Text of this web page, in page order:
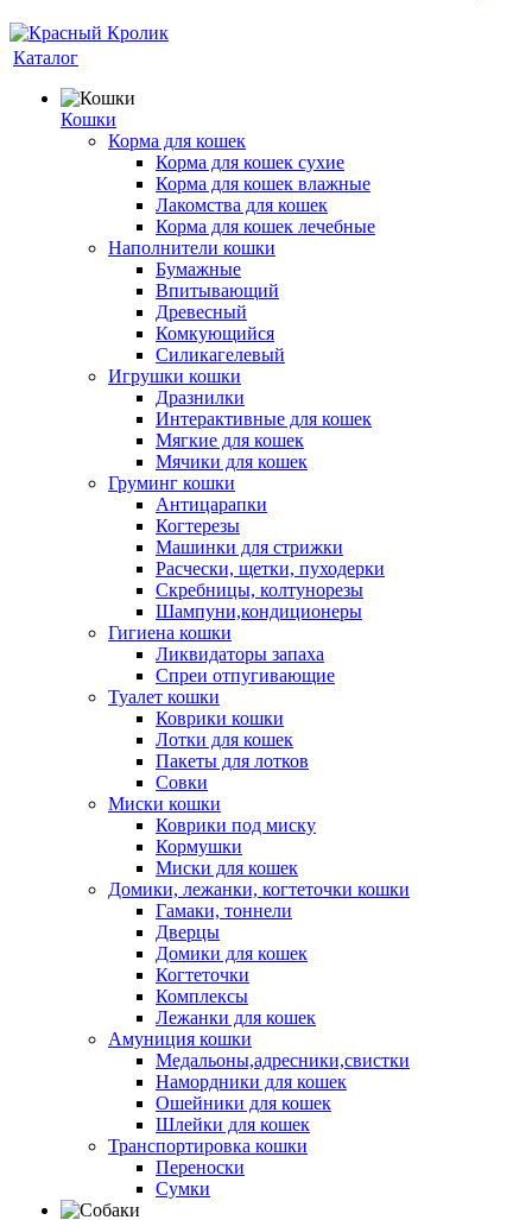
Каталог
Кошки
Корма для кошек
Корма для кошек сухие
Корма для кошек влажные
Лакомства для кошек
Корма для кошек лечебные
Наполнители кошки
Бумажные
Впитывающий
Древесный
Комкующийся
Силикагелевый
Игрушки кошки
Дразнилки
Интерактивные для кошек
Мягкие для кошек
Мячики для кошек
Груминг кошки
Антицарапки
Когтерезы
Машинки для стрижки
Расчески, щетки, пуходерки
Скребницы, колтунорезы
Шампуни,кондиционеры
Гигиена кошки
Ликвидаторы запаха
Спреи отпугивающие
Туалет кошки
Коврики кошки
Лотки для кошек
Пакеты для лотков
Совки
Миски кошки
Коврики под миску
Кормушки
Миски для кошек
Домики, лежанки, когтеточки кошки
Гамаки, тоннели
Дверцы
Домики для кошек
Когтеточки
Комплексы
Лежанки для кошек
Амуниция кошки
Медальоны,адресники,свистки
Намордники для кошек
Ошейники для кошек
Шлейки для кошек
Транспортировка кошки
Переноски
Сумки